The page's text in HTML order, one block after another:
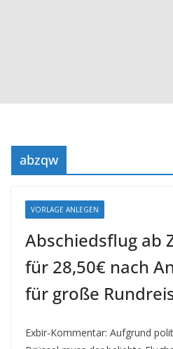
abzqw
VORLAGE ANLEGEN
Abschiedsflug ab
für 28,50€ nach
für große
Exbir-Kommentar: Aufgrund